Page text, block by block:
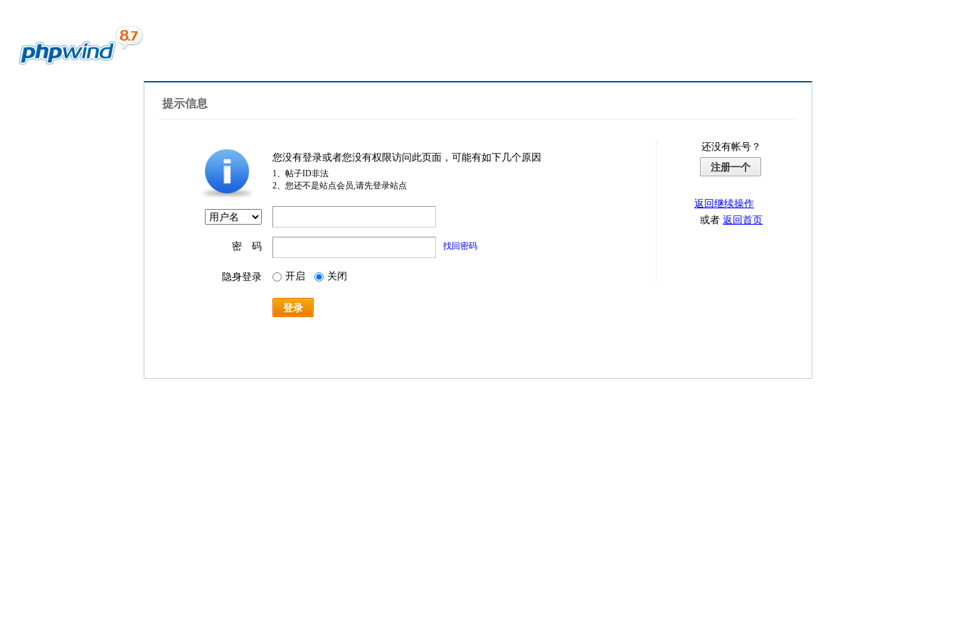
提示信息
您没有登录或者您没有权限访问此页面，可能有如下几个原因
1、帖子ID非法
2、您还不是站点会员,请先登录站点
密 码 找回密码
隐身登录 开启 关闭
登录
还没有帐号？
注册一个
返回继续操作
或者返回首页